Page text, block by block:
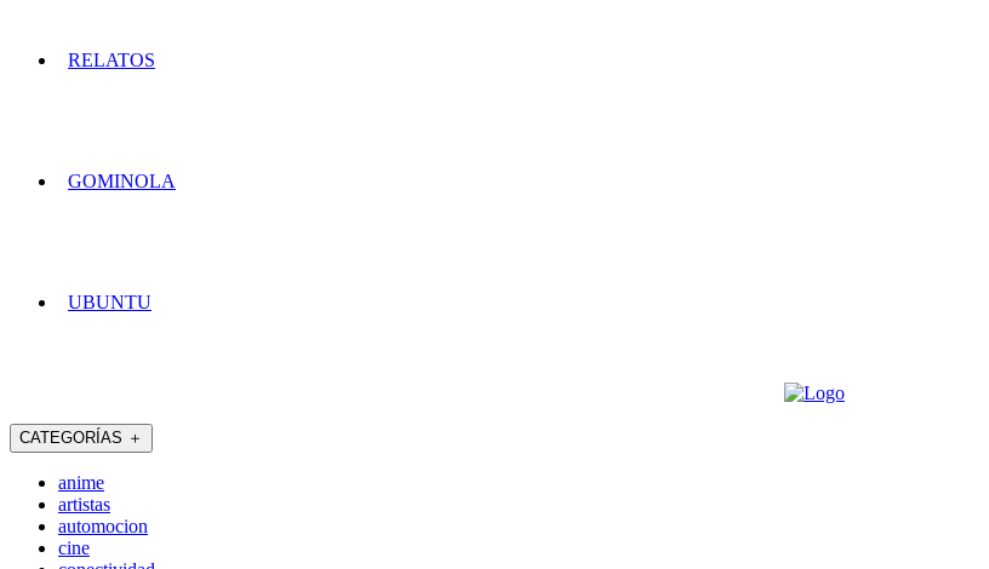
RELATOS
GOMINOLA
UBUNTU
CATEGORÍAS ＋
anime
artistas
automocion
cine